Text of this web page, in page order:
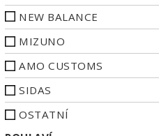
NEW BALANCE
MIZUNO
AMO CUSTOMS
SIDAS
OSTATNÍ